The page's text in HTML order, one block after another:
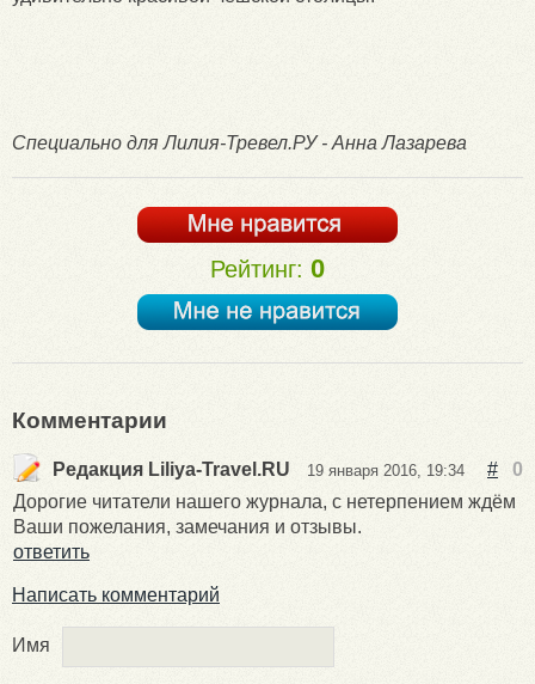
Специально для Лилия-Тревел.РУ - Анна Лазарева
Рейтинг: 0
Комментарии
Редакция Liliya-Travel.RU 19 января 2016, 19:34 #
0
Дорогие читатели нашего журнала, с нетерпением ждём
Ваши пожелания, замечания и отзывы.
ответить
Написать комментарий
Имя